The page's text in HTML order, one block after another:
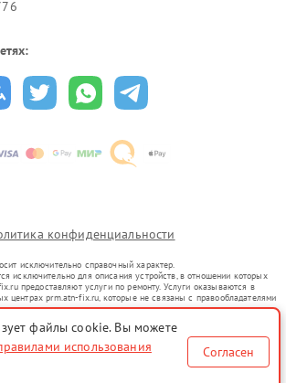
конфиденциальности
исключительно справочный характер.
исключительно для описания устройств, в отношении которых
предоставляют услуги по ремонту. Услуги оказываются в
центрах prm.atn-fix.ru, которые не связаны с правообладателями
представителями.
уже введенных в гражданский оборот в соответствии
не преследует цели индивидуализации услуг или введения
а служит для информирования о предоставляемых услугах по
не является публичной офертой, определяемой
файлы cookie. Вы можете
использования
Согласен